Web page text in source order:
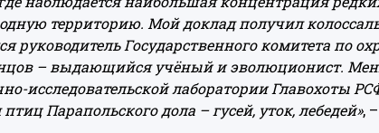
территорию. Мой доклад получил
руководитель Государственного комитета по
– выдающийся учёный и эволюционист.
исследовательской лаборатории Главохоты
Парапольского дола – гусей, уток, лебедей»,